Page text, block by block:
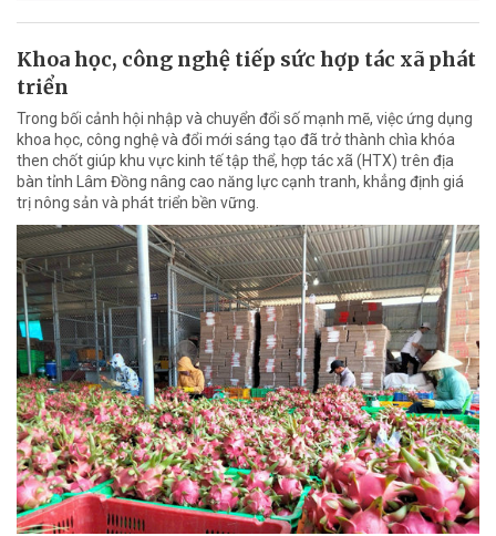
Khoa học, công nghệ tiếp sức hợp tác xã phát
triển
Trong bối cảnh hội nhập và chuyển đổi số mạnh mẽ, việc ứng dụng
khoa học, công nghệ và đổi mới sáng tạo đã trở thành chìa khóa
then chốt giúp khu vực kinh tế tập thể, hợp tác xã (HTX) trên địa
bàn tỉnh Lâm Đồng nâng cao năng lực cạnh tranh, khẳng định giá
trị nông sản và phát triển bền vững.